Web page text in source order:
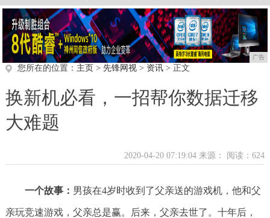
广告
您所在的位置： 主页 > 先锋网视> 资讯> 正文
换新机必看，一招帮你数据迁移
大难题
2020-04-20 07:19:04 来源： 阅读：624
一个故事： 男孩在4岁时收到了父亲送的游戏机，他和父
亲玩竞速游戏，父亲总是赢。后来，父亲去世了。十年后，